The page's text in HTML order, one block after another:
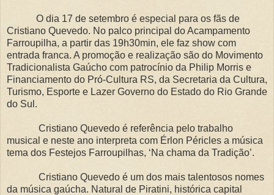
O dia 17 de setembro é especial para os fãs de
Cristiano Quevedo. No palco principal do Acampamento
Farroupilha, a partir das 19h30min, ele faz show com
entrada franca. A promoção e realização são do Movimento
Tradicionalista Gaúcho com patrocínio da Philip Morris e
Financiamento do Pró-Cultura RS, da Secretaria da Cultura,
Turismo, Esporte e Lazer Governo do Estado do Rio Grande
do Sul.
Cristiano Quevedo é referência pelo trabalho
musical e neste ano interpreta com Érlon Péricles a música
tema dos Festejos Farroupilhas, ‘Na chama da Tradição’.
Cristiano Quevedo é um dos mais talentosos nomes
da música gaúcha. Natural de Piratini, histórica capital